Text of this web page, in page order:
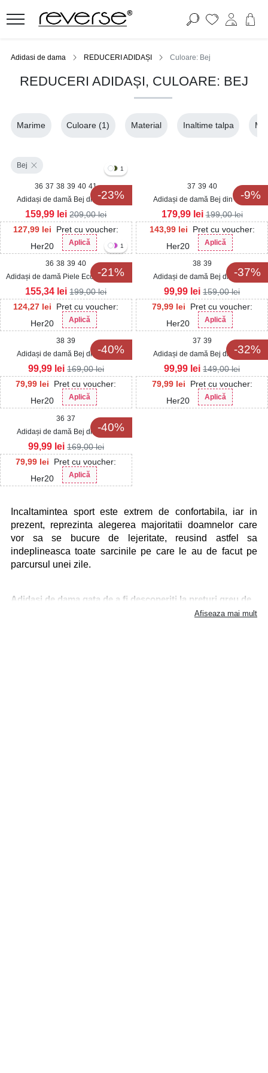
Adidasi de dama REDUCERI ADIDAȘI Culoare: Bej
REDUCERI ADIDAȘI, CULOARE: BEJ
Marime Culoare (1) Material Inaltime talpa
Bej
-23%
1
36 37 38 39 40 41
Adidași de damă Bej din Piele
Ecologica Intoarsa Narali
127,99 lei
Pret cu voucher:
Her20
Aplică
159,99 lei 209,00lei
-9%
37 39 40
Adidași de damă Bej din Piele
Ecologica Zemyra
143,99 lei
Pret cu voucher:
Her20
Aplică
179,99 lei 199,00lei
-21%
1
36 38 39 40
Adidași de damă Piele Ecologica Bej
Nafisa
124,27 lei
Pret cu voucher:
Her20
Aplică
155,34 lei 199,00lei
-37%
38 39
Adidași de damă Bej din Piele
Ecologica Alihay
79,99 lei
Pret cu voucher:
Her20
Aplică
99,99 lei 159,00lei
-40%
38 39
Adidași de damă Bej din Piele
Ecologica Intoarsa Araia
79,99 lei
Pret cu voucher:
Her20
Aplică
99,99 lei 169,00lei
-32%
37 39
Adidași de damă Bej din Piele
Ecologica Intoarsa Yisel
79,99 lei
Pret cu voucher:
Her20
Aplică
99,99 lei 149,00lei
-40%
36 37
Adidași de damă Bej din Piele
Ecologica Intoarsa Chevi
79,99 lei
Pret cu voucher:
Her20
Aplică
99,99 lei 169,00lei
Incaltamintea sport este extrem de confortabila, iar in
prezent, reprezinta alegerea majoritatii doamnelor care
vor sa se bucure de lejeritate, reusind astfel sa
indeplineasca toate sarcinile pe care le au de facut pe
parcursul unei zile.
Adidasi de dama gata de a fi descoperiti la preturi greu de
Afiseaza mai mult